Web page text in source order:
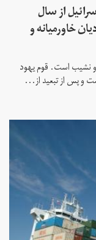
از سال
خاورمیانه و
و نشیب است. قوم یهود
و پس از تبعید از...